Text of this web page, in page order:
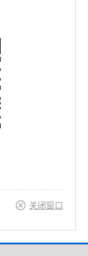
关闭窗口